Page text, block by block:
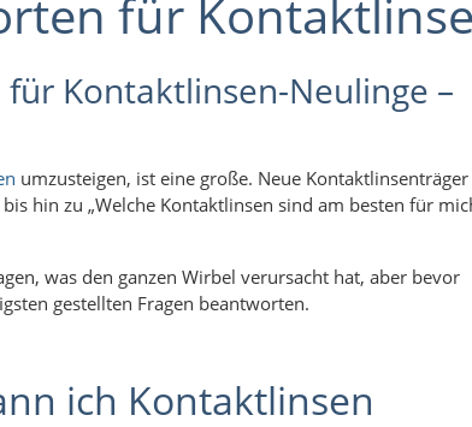
für
Kontaktlinsen-Neulinge –
umzusteigen, ist eine große. Neue Kontaktlinsenträger
hin zu „Welche Kontaktlinsen sind am besten für
was den ganzen Wirbel verursacht hat, aber bevor
gestellten Fragen beantworten.
ich Kontaktlinsen